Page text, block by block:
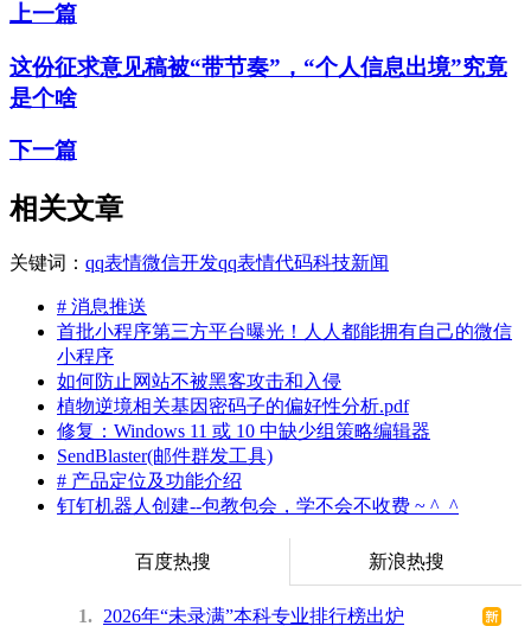
上一篇
这份征求意见稿被“带节奏”，“个人信息出境”究竟
是个啥
下一篇
相关文章
关键词： qq表情微信开发qq表情代码科技新闻
# 消息推送
首批小程序第三方平台曝光！人人都能拥有自己的微信
小程序
如何防止网站不被黑客攻击和入侵
植物逆境相关基因密码子的偏好性分析.pdf
修复：Windows 11 或 10 中缺少组策略编辑器
SendBlaster(邮件群发工具)
# 产品定位及功能介绍
钉钉机器人创建--包教包会，学不会不收费 ~ ^_^
百度热搜 新浪热搜
1 2026年“未录满”本科专业排行榜出炉